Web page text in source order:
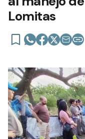
Lomitas